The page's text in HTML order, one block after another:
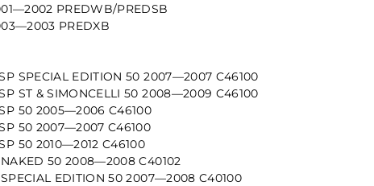
PREDWB/PREDSB
PREDXB
SPECIAL EDITION 50 2007—2007 C46100
ST & SIMONCELLI 50 2008—2009 C46100
50 2005—2006 C46100
50 2007—2007 C46100
50 2010—2012 C46100
NAKED 50 2008—2008 C40102
SPECIAL EDITION 50 2007—2008 C40100